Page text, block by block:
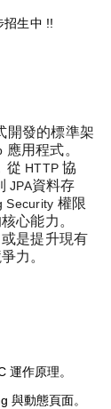
招生中 !!
開發的標準架
應用程式。
從 HTTP協
JPA資料存
Security 權限
心能力。
是提升現有
力。
運作原理。
與動態頁面。